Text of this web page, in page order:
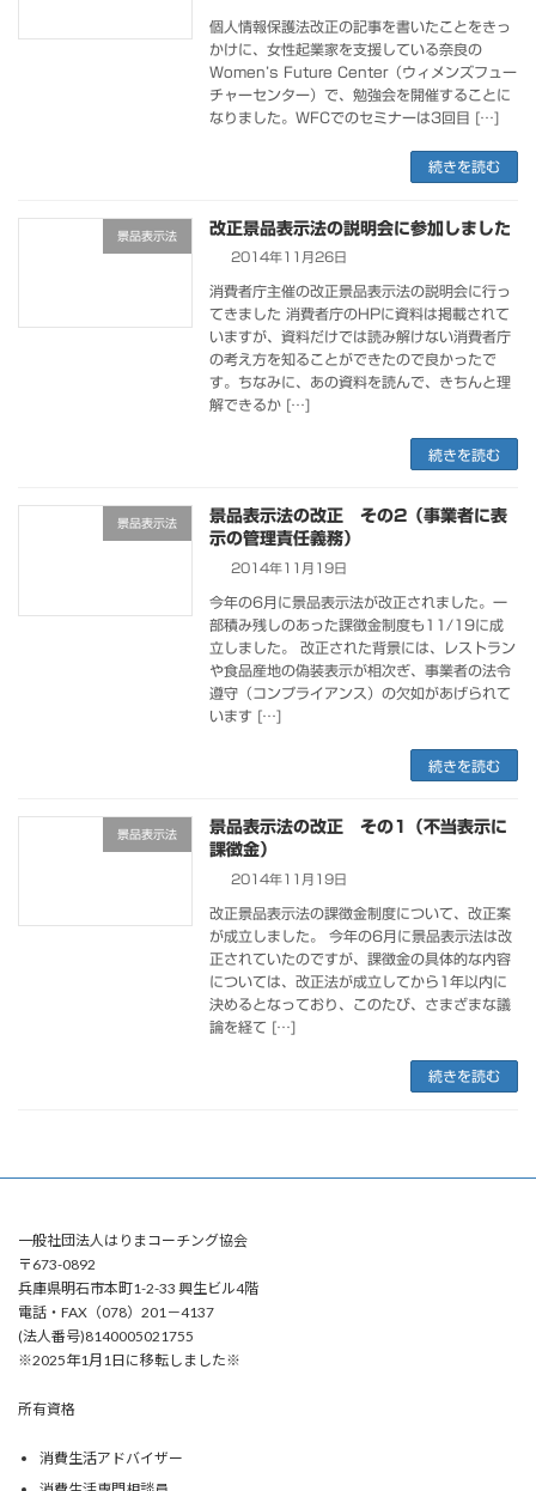
個人情報保護法改正の記事を書いたことをきっ
かけに、女性起業家を支援している奈良の
Women’s Future Center（ウィメンズフュー
チャーセンター）で、勉強会を開催することに
なりました。WFCでのセミナーは3回目 […]
続きを読む
景品表示法 改正景品表示法の説明会に参加しました
2014年11月26日
消費者庁主催の改正景品表示法の説明会に行っ
てきました 消費者庁のHPに資料は掲載されて
いますが、資料だけでは読み解けない消費者庁
の考え方を知ることができたので良かったで
す。ちなみに、あの資料を読んで、きちんと理
解できるか […]
続きを読む
景品表示法
景品表示法の改正 その2（事業者に表
示の管理責任義務）
2014年11月19日
今年の6月に景品表示法が改正されました。一
部積み残しのあった課徴金制度も11/19に成
立しました。 改正された背景には、レストラン
や食品産地の偽装表示が相次ぎ、事業者の法令
遵守（コンプライアンス）の欠如があげられて
います […]
続きを読む
景品表示法
景品表示法の改正 その1（不当表示に
課徴金）
2014年11月19日
改正景品表示法の課徴金制度について、改正案
が成立しました。 今年の6月に景品表示法は改
正されていたのですが、課徴金の具体的な内容
については、改正法が成立してから1年以内に
決めるとなっており、このたび、さまざまな議
論を経て […]
続きを読む
一般社団法人はりまコーチング協会
〒673-0892
兵庫県明石市本町1-2-33 興生ビル4階
電話・FAX（078）201－4137
(法人番号)8140005021755
※2025年1月1日に移転しました※
所有資格
消費生活アドバイザー